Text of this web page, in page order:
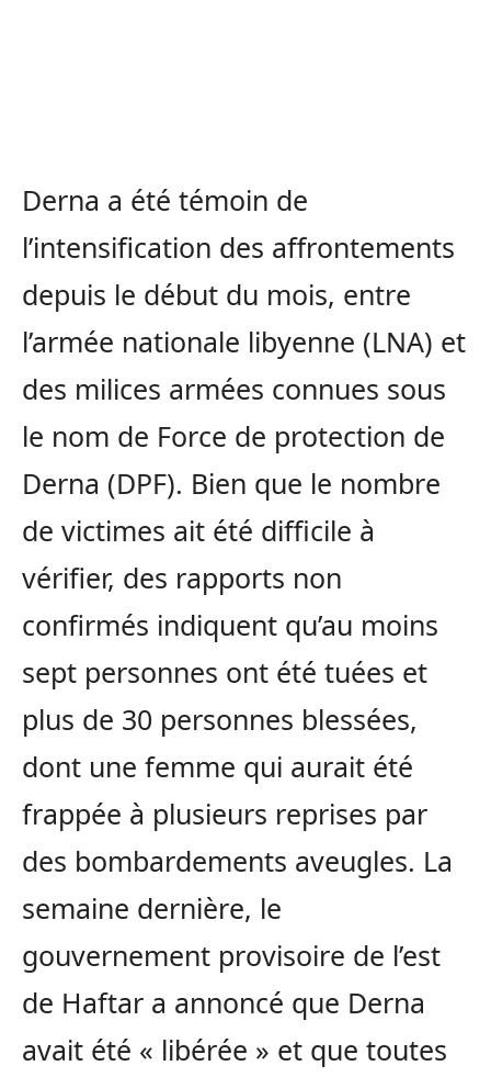
Derna a été témoin de
l’intensification des affrontements
depuis le début du mois, entre
l’armée nationale libyenne (LNA) et
des milices armées connues sous
le nom de Force de protection de
Derna (DPF). Bien que le nombre
de victimes ait été difficile à
vérifier, des rapports non
confirmés indiquent qu’au moins
sept personnes ont été tuées et
plus de 30 personnes blessées,
dont une femme qui aurait été
frappée à plusieurs reprises par
des bombardements aveugles. La
semaine dernière, le
gouvernement provisoire de l’est
de Haftar a annoncé que Derna
avait été « libérée » et que toutes